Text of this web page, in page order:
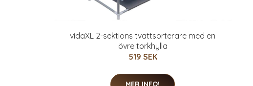
vidaXL 2-sektions tvättsorterare med en
övre torkhylla
519 SEK
MER INFO!